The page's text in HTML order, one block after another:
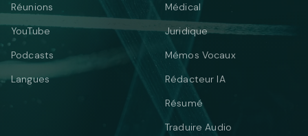
Réunions
YouTube
Podcasts
Langues
Médical
Juridique
Mémos Vocaux
Rédacteur IA
Résumé
Traduire Audio